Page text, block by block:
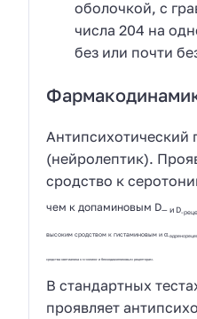
оболочкой, с
числа 204 на
без или почти
Антипсихотический
(нейролептик).
сродство к
чем к допаминовым D— и D-
высоким сродством к гистаминовым и α-
сродства кветиапина к м-холино- и бензодиазепиновым рецепторам.
В стандартных
проявляет